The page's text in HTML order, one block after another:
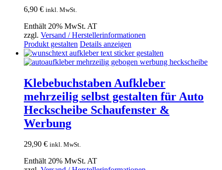
der
Produktseite
gewählt
werden
6,90 € inkl. MwSt.
Enthält 20% MwSt. AT
zzgl. Versand / Herstellerinformationen
Produkt gestalten Details anzeigen
Klebebuchstaben Aufkleber
mehrzeilig selbst gestalten für Auto
Heckscheibe Schaufenster &
Werbung
29,90 € inkl. MwSt.
Enthält 20% MwSt. AT